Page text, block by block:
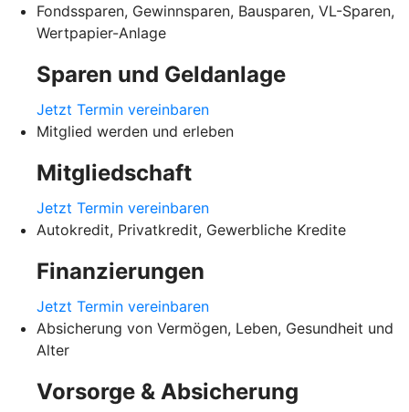
Fondssparen, Gewinnsparen, Bausparen, VL-Sparen,
Wertpapier-Anlage
Sparen und Geldanlage
Jetzt Termin vereinbaren
Mitglied werden und erleben
Mitgliedschaft
Jetzt Termin vereinbaren
Autokredit, Privatkredit, Gewerbliche Kredite
Finanzierungen
Jetzt Termin vereinbaren
Absicherung von Vermögen, Leben, Gesundheit und
Alter
Vorsorge & Absicherung